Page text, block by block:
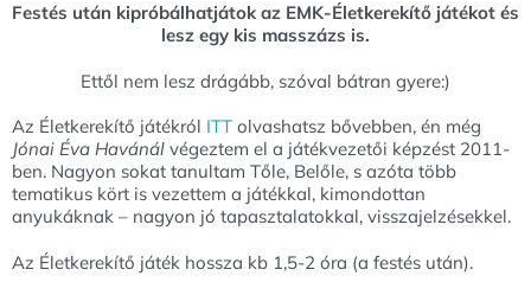
Festés után kipróbálhatjátok az EMK-Életkerekítő játékot és
lesz egy kis masszázs is.
Ettől nem lesz drágább, szóval bátran gyere:)
Az Életkerekítő játékról ITT olvashatsz bővebben, én még
Jónai Éva Havánál végeztem el a játékvezetői képzést 2011-
ben. Nagyon sokat tanultam Tőle, Belőle, s azóta több
tematikus kört is vezettem a játékkal, kimondottan
anyukáknak – nagyon jó tapasztalatokkal, visszajelzésekkel.
Az Életkerekítő játék hossza kb 1,5-2 óra (a festés után).